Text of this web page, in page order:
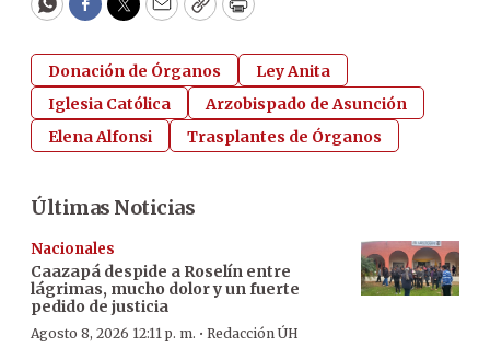
WhatsApp
Facebook
Twitter
EmailCopyPrint
Donación de Órganos
Ley Anita
Iglesia Católica
Arzobispado de Asunción
Elena Alfonsi
Trasplantes de Órganos
Últimas Noticias
Nacionales
Caazapá despide a Roselín entre
lágrimas, mucho dolor y un fuerte
pedido de justicia
Agosto 8, 2026 12:11 p. m. · Redacción ÚH